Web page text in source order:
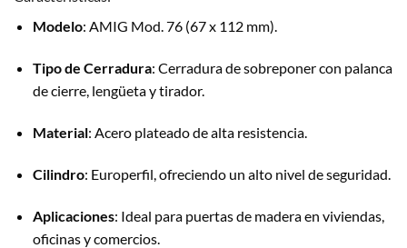
Modelo: AMIG Mod. 76 (67 x 112 mm).
Tipo de Cerradura: Cerradura de sobreponer con palanca
de cierre, lengüeta y tirador.
Material: Acero plateado de alta resistencia.
Cilindro: Europerfil, ofreciendo un alto nivel de seguridad.
Aplicaciones: Ideal para puertas de madera en viviendas,
oficinas y comercios.